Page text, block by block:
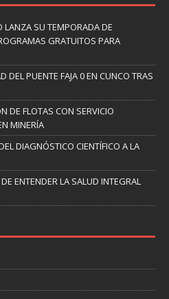
SU TEMPORADA DE
GRATUITOS PARA
DEL PUENTE FAJA 0 EN CUNCO TRAS
DE FLOTAS CON SERVICIO
MINERÍA
DIAGNÓSTICO CIENTÍFICO A LA
ENTENDER LA SALUD INTEGRAL